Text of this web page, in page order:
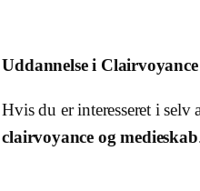
Uddannelse i
Hvis du er interesseret i
clairvoyance og medieskab